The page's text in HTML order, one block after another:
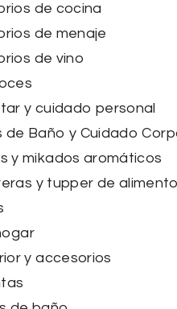
de cocina
de menaje
de vino
y cuidado personal
de Baño y Cuidado
y mikados aromáticos
y tupper de
y accesorios